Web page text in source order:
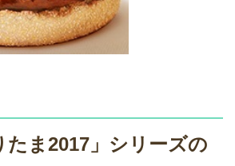
たま2017」シリーズの